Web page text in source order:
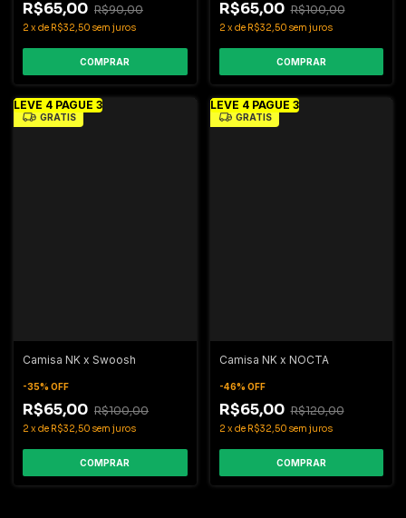
R$65,00 R$90,00
2 xde R$32,50 sem juros
COMPRAR
R$65,00 R$100,00
2 xde R$32,50 sem juros
COMPRAR
LEVE 4 PAGUE 3
GRÁTIS
Camisa NK x Swoosh
-35% OFF
R$65,00 R$100,00
2 xde R$32,50 sem juros
COMPRAR
LEVE 4 PAGUE 3
GRÁTIS
Camisa NK x NOCTA
-46% OFF
R$65,00 R$120,00
2 xde R$32,50 sem juros
COMPRAR